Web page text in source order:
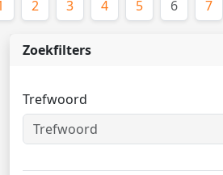
Zoekfilters
Trefwoord
2 3 4 5 6(huidige)
7